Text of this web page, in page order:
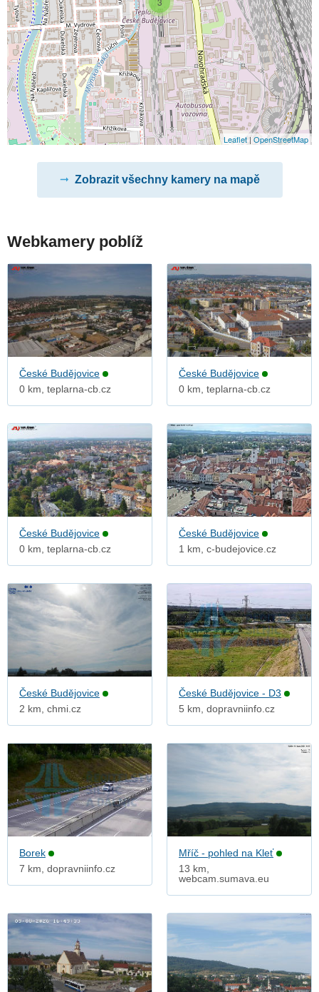
Leaflet | OpenStreetMap
Zobrazit všechny kamery na mapě
Webkamery poblíž
České Budějovice
0 km, teplarna-cb.cz
České Budějovice
0 km, teplarna-cb.cz
České Budějovice
0 km, teplarna-cb.cz
České Budějovice
1 km, c-budejovice.cz
České Budějovice
2 km, chmi.cz
České Budějovice - D3
5 km, dopravniinfo.cz
Borek
7 km, dopravniinfo.cz
Mříč - pohled na Kleť
13 km,
webcam.sumava.eu